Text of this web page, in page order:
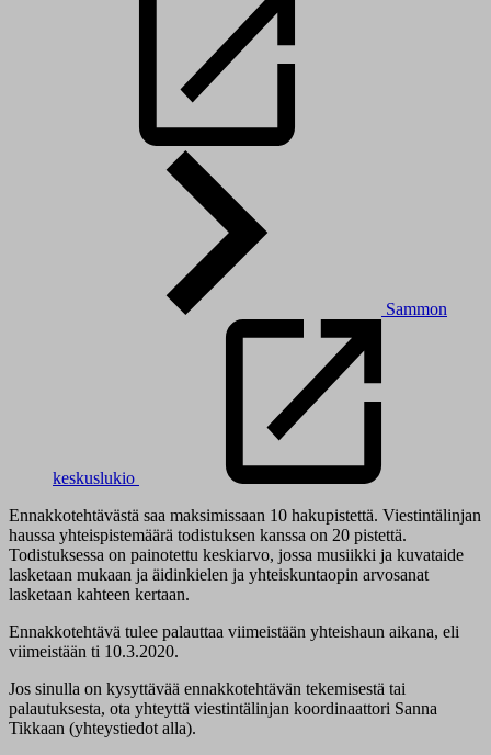
Sammon
keskuslukio
Ennakkotehtävästä saa maksimissaan 10 hakupistettä. Viestintälinjan
haussa yhteispistemäärä todistuksen kanssa on 20 pistettä.
Todistuksessa on painotettu keskiarvo, jossa musiikki ja kuvataide
lasketaan mukaan ja äidinkielen ja yhteiskuntaopin arvosanat
lasketaan kahteen kertaan.
Ennakkotehtävä tulee palauttaa viimeistään yhteishaun aikana, eli
viimeistään ti 10.3.2020.
Jos sinulla on kysyttävää ennakkotehtävän tekemisestä tai
palautuksesta, ota yhteyttä viestintälinjan koordinaattori Sanna
Tikkaan (yhteystiedot alla).